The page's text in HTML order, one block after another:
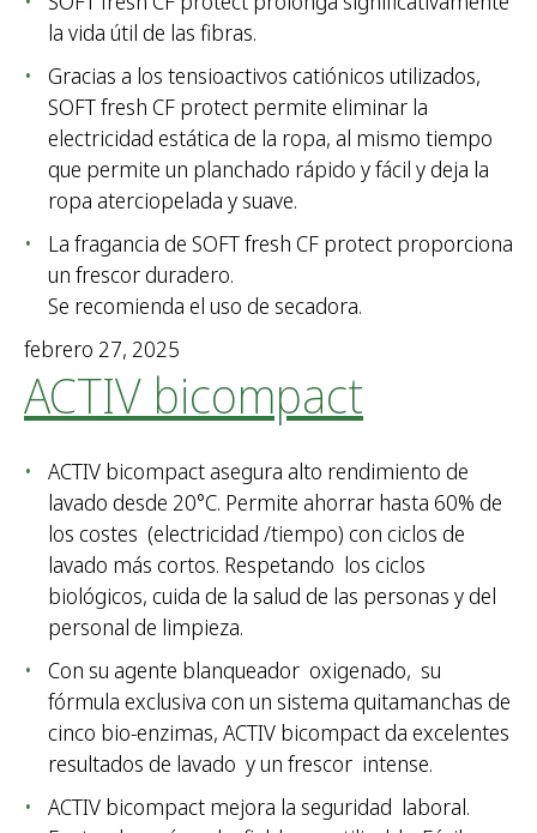
la vida útil de las fibras.
Gracias a los tensioactivos catiónicos utilizados,
SOFT fresh CF protect permite eliminar la
electricidad estática de la ropa, al mismo tiempo
que permite un planchado rápido y fácil y deja la
ropa aterciopelada y suave.
La fragancia de SOFT fresh CF protect proporciona
un frescor duradero.
Se recomienda el uso de secadora.
febrero 27, 2025
ACTIV bicompact
ACTIV bicompact asegura alto rendimiento de
lavado desde 20°C. Permite ahorrar hasta 60% de
los costes (electricidad /tiempo) con ciclos de
lavado más cortos. Respetando los ciclos
biológicos, cuida de la salud de las personas y del
personal de limpieza.
Con su agente blanqueador oxigenado, su
fórmula exclusiva con un sistema quitamanchas de
cinco bio-enzimas, ACTIV bicompact da excelentes
resultados de lavado y un frescor intense.
ACTIV bicompact mejora la seguridad laboral.